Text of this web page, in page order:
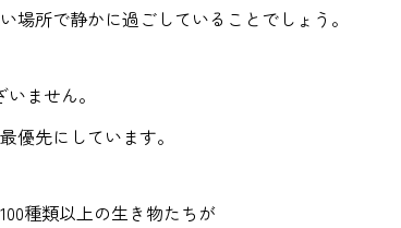
所で静かに過ごしていることでしょう。
ません。
優先にしています。
種類以上の生き物たちが